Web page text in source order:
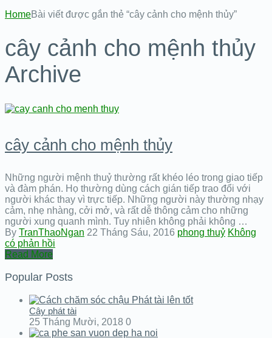
HomeBài viết được gắn thẻ “cây cảnh cho mệnh thủy”
cây cảnh cho mệnh thủy
Archive
cây cảnh cho mệnh thủy
Những người mệnh thuỷ thường rất khéo léo trong giao tiếp
và đàm phán. Họ thường dùng cách gián tiếp trao đổi với
người khác thay vì trực tiếp. Những người này thường nhạy
cảm, nhẹ nhàng, cởi mở, và rất dễ thông cảm cho những
người xung quanh mình. Tuy nhiên không phải không …
By TranThaoNgan 22 Tháng Sáu, 2016 phong thuỷ Không
có phản hồi
Read More
Popular Posts
Cây phát tài
25 Tháng Mười, 2018 0